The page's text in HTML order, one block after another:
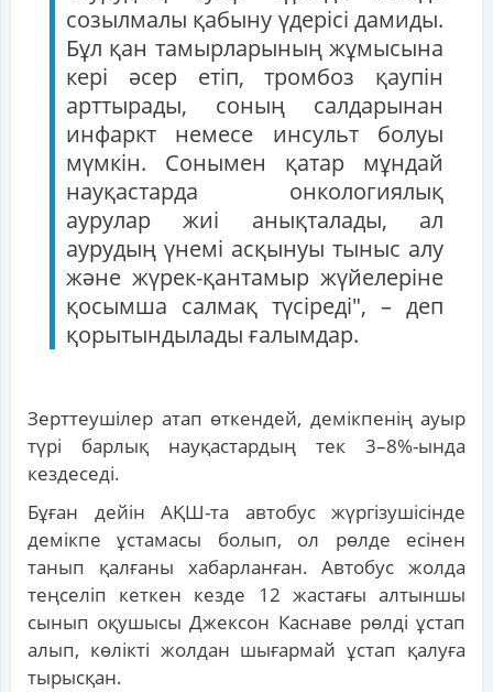
созылмалы қабыну үдерісі дамиды.
Бұл қан тамырларының жұмысына
кері әсер етіп, тромбоз қаупін
арттырады, соның салдарынан
инфаркт немесе инсульт болуы
мүмкін. Сонымен қатар мұндай
науқастарда онкологиялық
аурулар жиі анықталады, ал
аурудың үнемі асқынуы тыныс алу
және жүрек-қантамыр жүйелеріне
қосымша салмақ түсіреді", – деп
қорытындылады ғалымдар.
Зерттеушілер атап өткендей, демікпенің ауыр
түрі барлық науқастардың тек 3–8%-ында
кездеседі.
Бұған дейін АҚШ-та автобус жүргізушісінде
демікпе ұстамасы болып, ол рөлде есінен
танып қалғаны хабарланған. Автобус жолда
теңселіп кеткен кезде 12 жастағы алтыншы
сынып оқушысы Джексон Каснаве рөлді ұстап
алып, көлікті жолдан шығармай ұстап қалуға
тырысқан.